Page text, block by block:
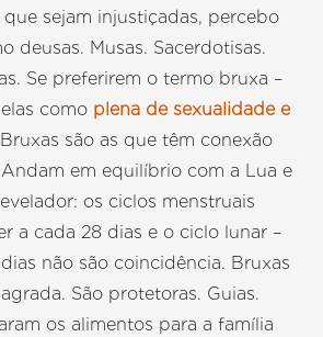
sejam injustiçadas, percebo
deusas. Musas. Sacerdotisas.
Se preferirem o termo bruxa –
como plena de sexualidade e
são as que têm conexão
em equilíbrio com a Lua e
os ciclos menstruais
a cada 28 dias e o ciclo lunar –
não são coincidência. Bruxas
São protetoras. Guias.
os alimentos para a família